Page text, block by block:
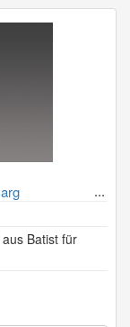
Batist für